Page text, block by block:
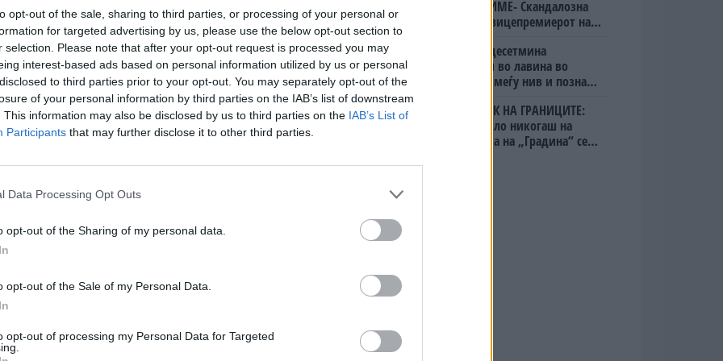
opt-out of the sale, sharing to third parties, or processing of your personal or
for targeted advertising by us, please use the below opt-out section to
selection. Please note that after your opt-out request is processed you may
interest-based ads based on personal information utilized by us or personal
to third parties prior to your opt-out. You may separately opt-out of the
of your personal information by third parties on the IAB’s list of downstream
This information may also be disclosed by us to third parties on the IAB’s List of
Participants that may further disclose it to other third parties.
Data Processing Opt Outs
opt-out of the Sharing of my personal data.
opt-out of the Sale of my Personal Data.
opt-out of processing my Personal Data for Targeted
која сега е во 11-та недела, ги зголеми
и ги оптовари економиите на земјите од
пренесуваше 20 проценти од светската
Мохамед бин Зајед Ал Нахјан, ѝ нареди на
претходно ненајавениот проект за
емиратот до пристаништето Фуџаира до
извозниот капацитет на постојниот
кој може да транспортира до 1,8 милиони
Залив. Нафтоводот се покажа како
нафта на ОАЕ откако Иран ги блокираше
по нападите на САД и Израел на 28
ОСЛОБОДИМЕ- Скандалозна
објава на вицепремиерот на
Исчезнаа десетмина
алпинисти во лавина во
Пакистан- меѓу нив и познат
БЕЛ ШТРАЈК НА ГРАНИЦИТЕ:
Вака не било никогаш на
„Евзони“, а на „Градина“ се